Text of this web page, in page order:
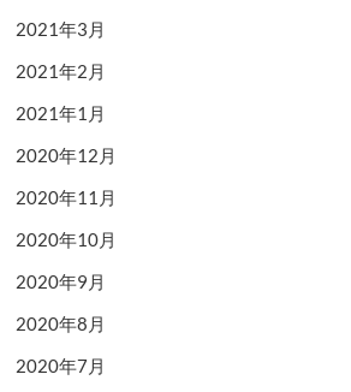
2021年3月
2021年2月
2021年1月
2020年12月
2020年11月
2020年10月
2020年9月
2020年8月
2020年7月